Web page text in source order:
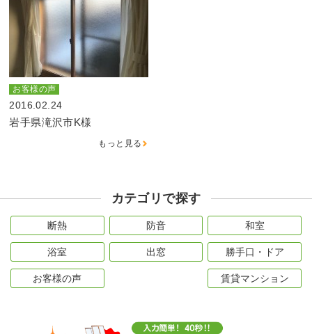
お客様の声
2016.02.24
岩手県滝沢市K様
もっと見る
カテゴリで探す
断熱 防音 和室
浴室 出窓 勝手口・ドア
お客様の声 賃貸マンション